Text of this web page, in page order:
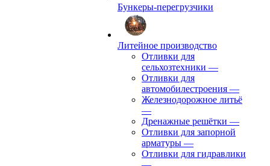
Бункеры-перегрузчики
Литейное производство
Отливки для
сельхозтехники —
Отливки для
автомобилестроения —
Железнодорожное литьё
—
Дренажные решётки —
Отливки для запорной
арматуры —
Отливки для гидравлики